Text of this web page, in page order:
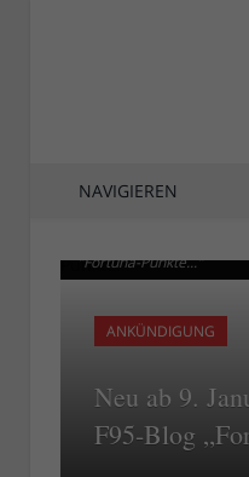
NAVIGIEREN
"Fortuna-Punkte..."
ANKÜNDIGUNG
Neu ab 9.
F95-Blog
"Fortuna-Punkte..."